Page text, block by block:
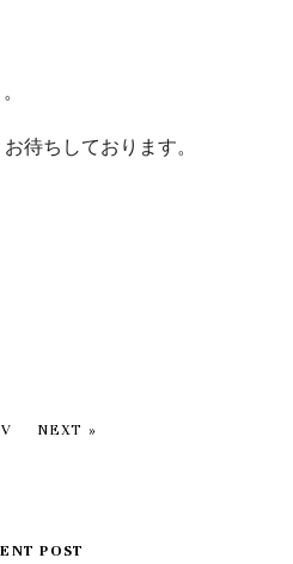
待ちしております。
NEXT »
POST